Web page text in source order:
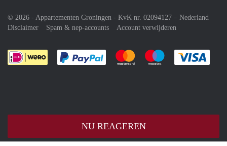
NU REAGEREN
© 2026 - Appartementen Groningen - KvK nr. 02094127 – Nederland
Disclaimer
Spam & nep-accounts Account verwijderen
Je rekent gemakkelijk af met Paypal
Je rekent gemakkelijk af met
Je rekent